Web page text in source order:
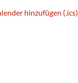
hinzufügen (.ics)